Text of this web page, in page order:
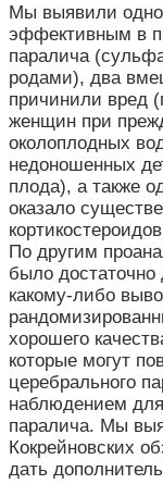
Мы выявили одно
эффективным в
паралича
родами), два
причинили вред
женщин при
околоплодных
недоношенных
плода), а также
оказало
По другим
было достаточно
какому-либо
хорошего
которые могут
церебрального
наблюдением для
паралича. Мы
Кокрейновских
дать